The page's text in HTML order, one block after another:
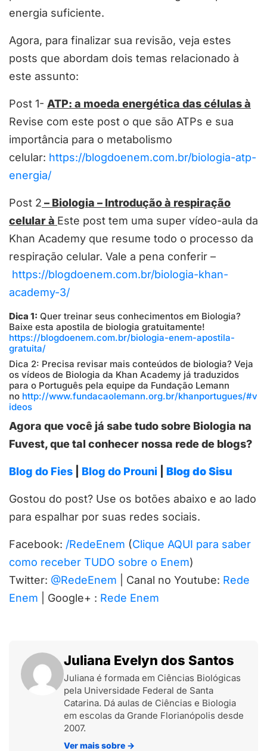
energia suficiente.
Agora, para finalizar sua revisão, veja estes
posts que abordam dois temas relacionado à
este assunto:
Post 1- ATP: a moeda energética das célulasà
Revise com este post o que são ATPs e sua
importância para o metabolismo
celular: https://blogdoenem.com.br/biologia-atp-
energia/
Post 2 – Biologia – Introdução à respiração
celularà Este post tem uma super vídeo-aula da
Khan Academy que resume todo o processo da
respiração celular. Vale a pena conferir –
https://blogdoenem.com.br/biologia-khan-
academy-3/
Dica 1: Quer treinar seus conhecimentos em Biologia?
Baixe esta apostila de biologia gratuitamente!
https://blogdoenem.com.br/biologia-enem-apostila-
gratuita/
Dica 2: Precisa revisar mais conteúdos de biologia? Veja
os vídeos de Biologia da Khan Academy já traduzidos
para o Português pela equipe da Fundação Lemann
no http://www.fundacaolemann.org.br/khanportugues/#v
ideos
Agora que você já sabe tudo sobre Biologia na
Fuvest, que tal conhecer nossa rede de blogs?
Blog do Fies Blog do Prouni Blog do Sisu
Gostou do post? Use os botões abaixo e ao lado
para espalhar por suas redes sociais.
Facebook: /RedeEnem (Clique AQUI para saber
como receber TUDO sobre o Enem)
Twitter: @RedeEnem | Canal no Youtube: Rede
Enem | Google+ : Rede Enem
Juliana Evelyn dos Santos
Juliana é formada em Ciências Biológicas
pela Universidade Federal de Santa
Catarina. Dá aulas de Ciências e Biologia
em escolas da Grande Florianópolis desde
2007.
Ver mais sobre →